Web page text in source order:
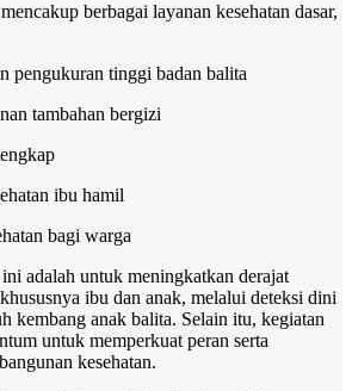
berbagai layanan kesehatan dasar,
pengukuran tinggi badan balita
tambahan bergizi
ibu hamil
bagi warga
adalah untuk meningkatkan derajat
ibu dan anak, melalui deteksi dini
kembang anak balita. Selain itu, kegiatan
untuk memperkuat peran serta
kesehatan.